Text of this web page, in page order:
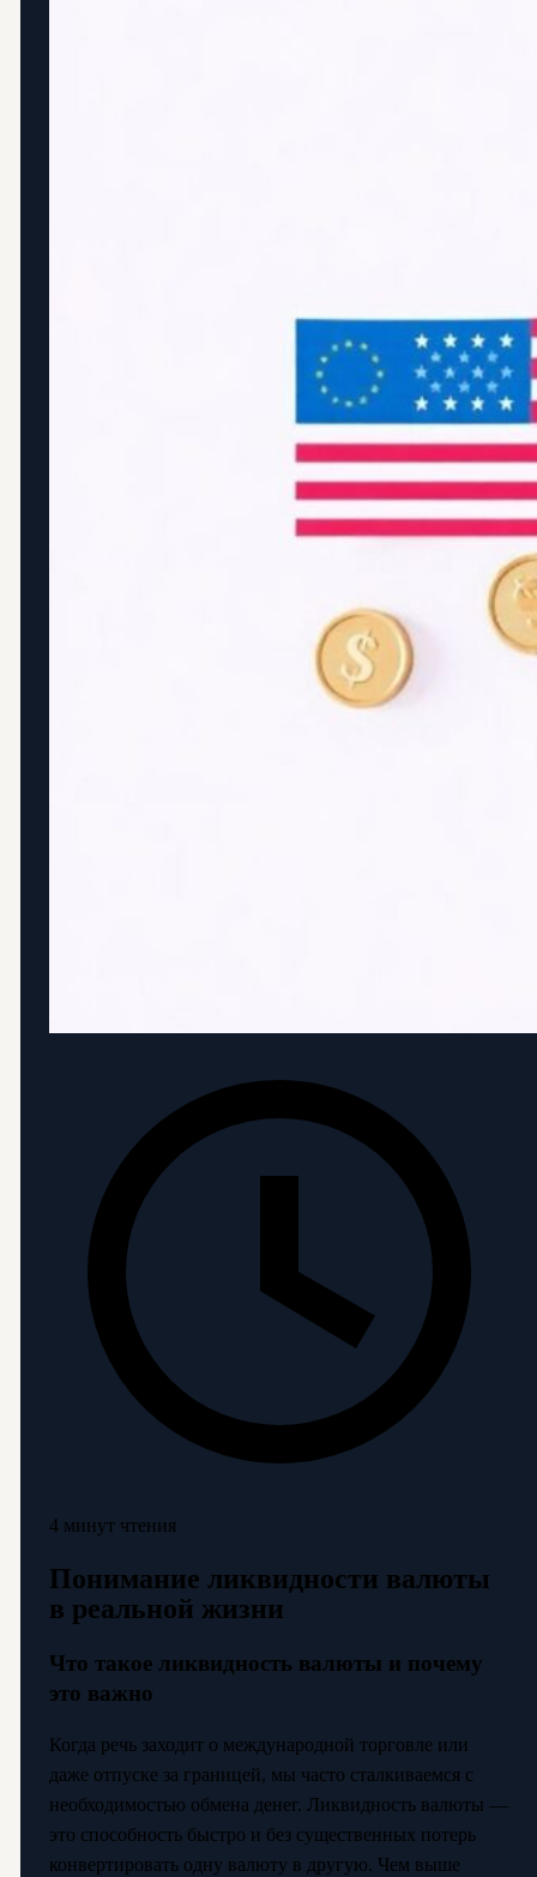
4 минут чтения
Понимание ликвидности валюты
в реальной жизни
Что такое ликвидность валюты и почему
это важно
Когда речь заходит о международной торговле или
даже отпуске за границей, мы часто сталкиваемся с
необходимостью обмена денег. Ликвидность валюты —
это способность быстро и без существенных потерь
конвертировать одну валюту в другую. Чем выше